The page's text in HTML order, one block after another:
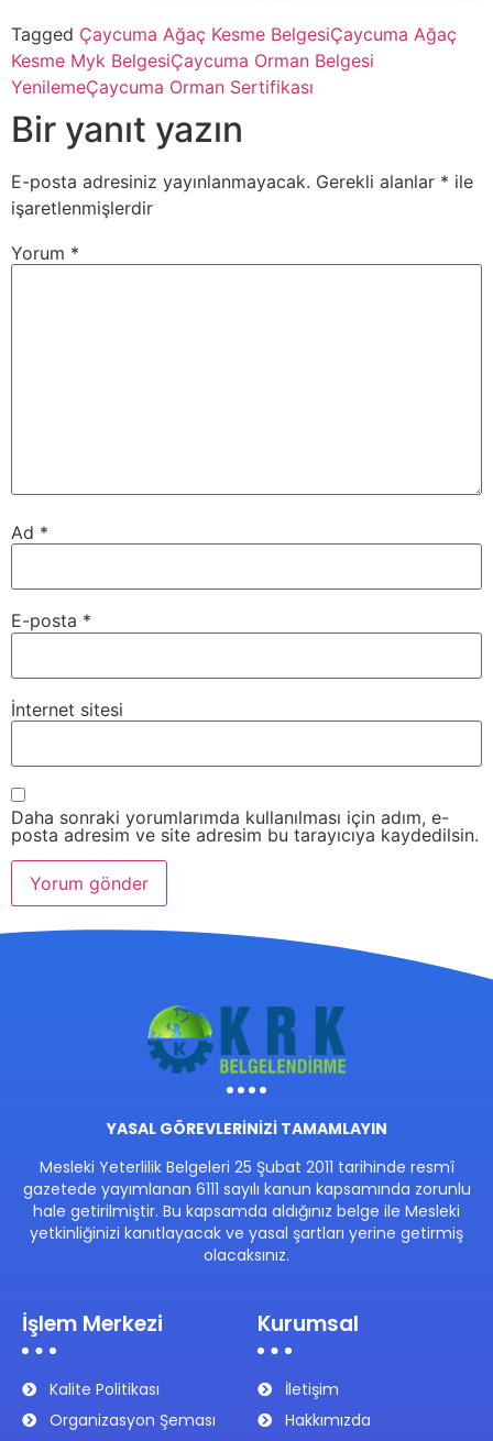
Tagged Çaycuma Ağaç Kesme BelgesiÇaycuma Ağaç
Kesme Myk BelgesiÇaycuma Orman Belgesi
YenilemeÇaycuma Orman Sertifikası
Bir yanıt yazın
E-posta adresiniz yayınlanmayacak. Gerekli alanlar * ile
işaretlenmişlerdir
Yorum *
Ad *
E-posta *
İnternet sitesi
Daha sonraki yorumlarımda kullanılması için adım, e-
posta adresim ve site adresim bu tarayıcıya kaydedilsin.
YASAL GÖREVLERİNİZİ TAMAMLAYIN
Mesleki Yeterlilik Belgeleri 25 Şubat 2011 tarihinde resmî
gazetede yayımlanan 6111 sayılı kanun kapsamında zorunlu
hale getirilmiştir. Bu kapsamda aldığınız belge ile Mesleki
yetkinliğinizi kanıtlayacak ve yasal şartları yerine getirmiş
olacaksınız.
İşlem Merkezi
Kalite Politikası
Organizasyon Şeması
Kurumsal
İletişim
Hakkımızda